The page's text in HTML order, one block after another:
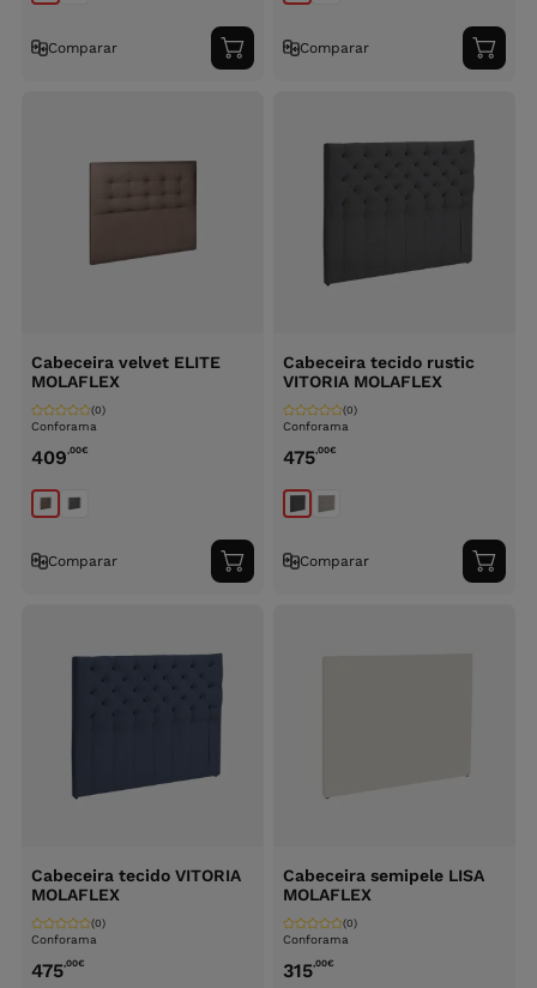
Comparar
Adicionar
ao
Comparar
ao
Cabeceira velvet ELITE
MOLAFLEX
Conforama
(0)
409,00€
Comparar
Adicionar
ao
Cabeceira tecido rustic
VITORIA MOLAFLEX
Conforama
(0)
475,00€
Comparar
ao
Cabeceira tecido VITORIA
MOLAFLEX
Conforama
(0)
475,00€
Cabeceira semipele LISA
MOLAFLEX
Conforama
(0)
315,00€